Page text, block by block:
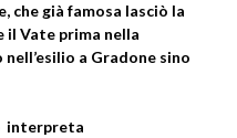
che già famosa lasciò la
il Vate prima nella
a Gradone sino
interpreta